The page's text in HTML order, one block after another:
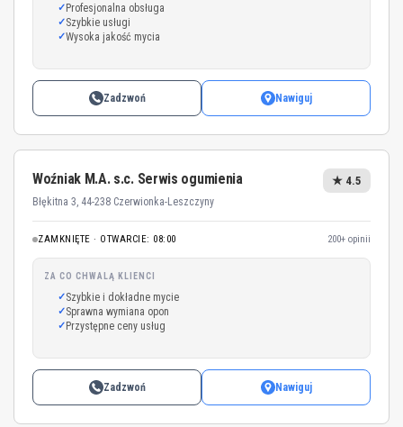
Profesjonalna obsługa
Szybkie usługi
Wysoka jakość mycia
Zadzwoń Nawiguj
Woźniak M.A. s.c. Serwis ogumienia
Błękitna 3, 44-238 Czerwionka-Leszczyny
★ 4.5
ZAMKNIĘTE · OTWARCIE: 08:00 200+ opinii
ZA CO CHWALĄ KLIENCI
Szybkie i dokładne mycie
Sprawna wymiana opon
Przystępne ceny usług
Zadzwoń Nawiguj